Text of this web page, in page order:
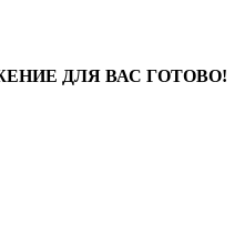
ДЛЯ ВАС ГОТОВО!